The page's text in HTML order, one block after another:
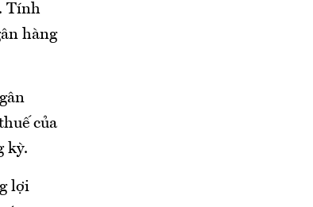
Tính
hàng
của
kỳ.
lợi